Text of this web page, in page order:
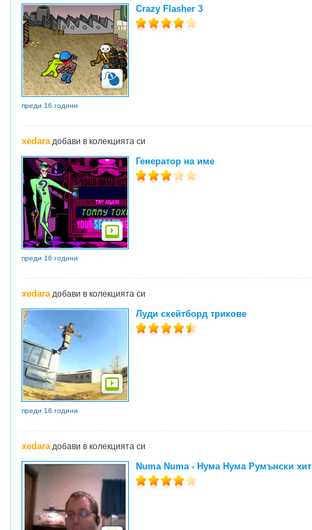
Crazy Flasher 3
преди 16 години
xedaraдобави в колекцията си
Генератор на име
преди 16 години
xedaraдобави в колекцията си
Луди скейтборд трикове
преди 16 години
xedaraдобави в колекцията си
Numa Numa - Нума Нума Румънски хит